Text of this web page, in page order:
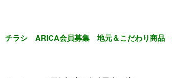
チラシ ARICA会員募集 地元＆こだわり商品